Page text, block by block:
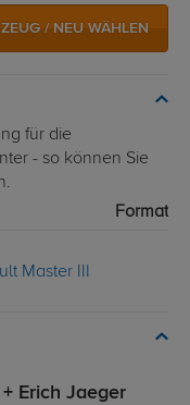
/ NEU WÄHLEN
für die
- so können Sie
Format
Master III
Erich Jaeger